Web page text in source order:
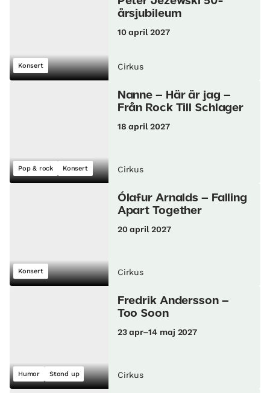
Konsert
årsjubileum
10 april 2027
Cirkus
Pop & rock Konsert
Nanne – Här är jag –
Från Rock Till Schlager
18 april 2027
Cirkus
Konsert
Ólafur Arnalds – Falling
Apart Together
20 april 2027
Cirkus
Humor Stand up
Fredrik Andersson –
Too Soon
23 apr–14 maj 2027
Cirkus